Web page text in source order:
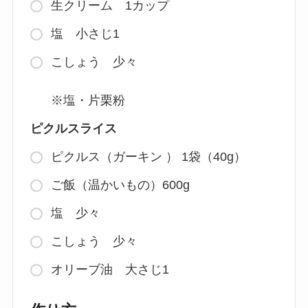
生クリーム 1カップ
塩 小さじ1
こしょう 少々
※塩・片栗粉
ピクルスライス
ピクルス（ガーキン ） 1袋（40g）
ご飯（温かいもの）600g
塩 少々
こしょう 少々
オリーブ油 大さじ1